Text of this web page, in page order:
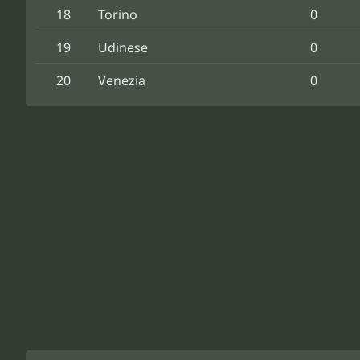
18
Torino 0
19
Udinese 0
20
Venezia 0